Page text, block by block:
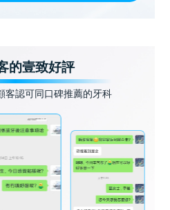
的壹致好評
客認可同口碑推薦的牙科